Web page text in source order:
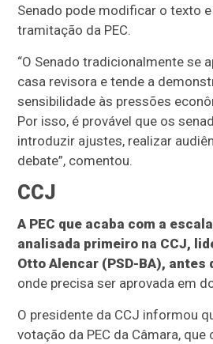
Senado pode modificar o texto
tramitação da PEC.
“O Senado tradicionalmente se
casa revisora e tende a
sensibilidade às pressões
Por isso, é provável que os
introduzir ajustes, realizar
debate”, comentou.
CCJ
A PEC que acaba com a
analisada primeiro na CCJ,
Otto Alencar (PSD-BA), antes
onde precisa ser aprovada em
O presidente da CCJ informou
votação da PEC da Câmara,